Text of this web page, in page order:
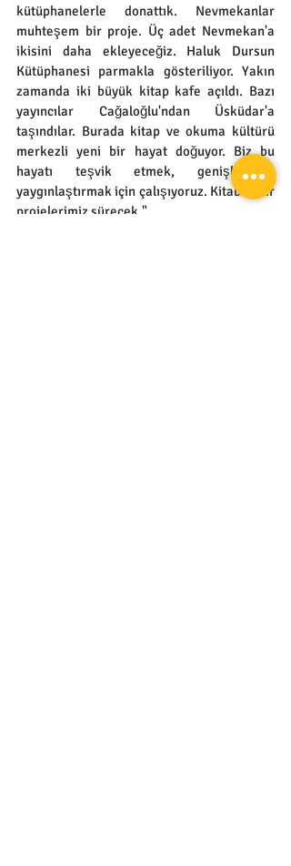
kütüphanelerle donattık. Nevmekanlar
muhteşem bir proje. Üç adet Nevmekan'a
ikisini daha ekleyeceğiz. Haluk Dursun
Kütüphanesi parmakla gösteriliyor. Yakın
zamanda iki büyük kitap kafe açıldı. Bazı
yayıncılar Cağaloğlu'ndan Üsküdar'a
taşındılar. Burada kitap ve okuma kültürü
merkezli yeni bir hayat doğuyor. Biz bu
hayatı teşvik etmek, genişletmek,
yaygınlaştırmak için çalışıyoruz. Kitaba dair
projelerimiz sürecek."